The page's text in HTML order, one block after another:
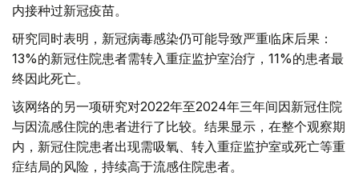
内接种过新冠疫苗。
研究同时表明，新冠病毒感染仍可能导致严重临床后果：
13%的新冠住院患者需转入重症监护室治疗，11%的患者最
终因此死亡。
该网络的另一项研究对2022年至2024年三年间因新冠住院
与因流感住院的患者进行了比较。结果显示，在整个观察期
内，新冠住院患者出现需吸氧、转入重症监护室或死亡等重
症结局的风险，持续高于流感住院患者。